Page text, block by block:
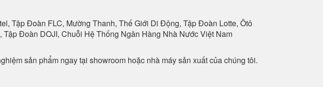
Tập Đoàn FLC, Mường Thanh, Thế Giới Di Động, Tập Đoàn Lotte, Ôtô
Đoàn DOJI, Chuỗi Hệ Thống Ngân Hàng Nhà Nước Việt Nam
sản phẩm ngay tại showroom hoặc nhà máy sản xuất của chúng tôi.